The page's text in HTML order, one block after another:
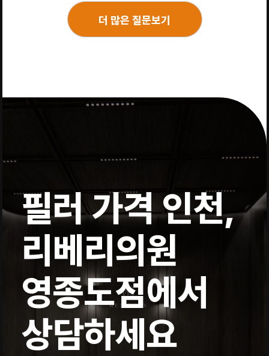
더 많은 질문보기
필러 가격 인천,
리베리의원
영종도점에서
상담하세요